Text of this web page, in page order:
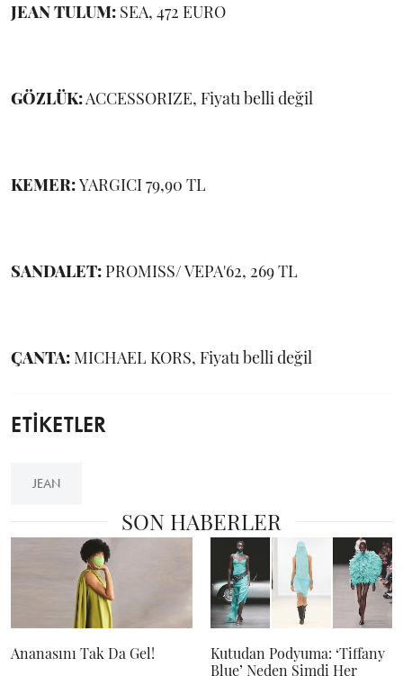
JEAN TULUM: SEA, 472 EURO
GÖZLÜK:ACCESSORIZE, Fiyatı belli değil
KEMER:YARGICI 79,90 TL
SANDALET: PROMISS/ VEPA'62, 269 TL
ÇANTA: MICHAEL KORS, Fiyatı belli değil
ETİKETLER
JEAN
SON HABERLER
Ananasını Tak Da Gel!
Kutudan Podyuma: ‘Tiffany
Blue’ Neden Şimdi Her